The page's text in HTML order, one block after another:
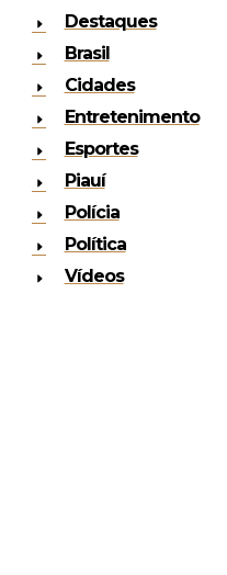
Destaques
Brasil
Cidades
Entretenimento
Esportes
Piauí
Polícia
Política
Vídeos